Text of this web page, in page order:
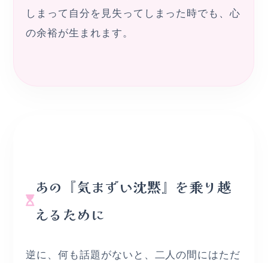
しまって自分を見失ってしまった時でも、心
の余裕が生まれます。
あの『気まずい沈黙』を乗り越
えるために
逆に、何も話題がないと、二人の間にはただ